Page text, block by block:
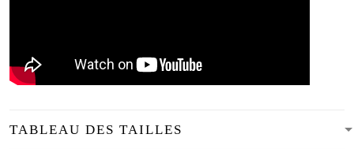
TABLEAU DES TAILLES